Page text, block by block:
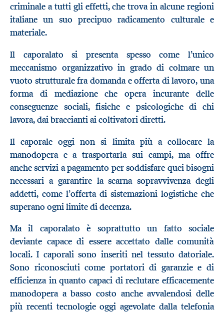
criminale a tutti gli effetti, che trova in alcune regioni
italiane un suo precipuo radicamento culturale e
materiale.
Il caporalato si presenta spesso come l’unico
meccanismo organizzativo in grado di colmare un
vuoto strutturale fra domanda e offerta di lavoro, una
forma di mediazione che opera incurante delle
conseguenze sociali, fisiche e psicologiche di chi
lavora, dai braccianti ai coltivatori diretti.
Il caporale oggi non si limita più a collocare la
manodopera e a trasportarla sui campi, ma offre
anche servizi a pagamento per soddisfare quei bisogni
necessari a garantire la scarna sopravvivenza degli
addetti, come l’offerta di sistemazioni logistiche che
superano ogni limite di decenza.
Ma il caporalato è soprattutto un fatto sociale
deviante capace di essere accettato dalle comunità
locali. I caporali sono inseriti nel tessuto datoriale.
Sono riconosciuti come portatori di garanzie e di
efficienza in quanto capaci di reclutare efficacemente
manodopera a basso costo anche avvalendosi delle
più recenti tecnologie oggi agevolate dalla telefonia